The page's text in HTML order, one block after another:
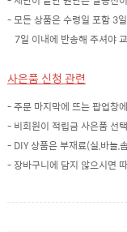
- 모든 상품은 수령일 포함 3
7일 이내에 반송해 주셔야
사은품 신청 관련
- 주문 마지막에 뜨는 팝업창
- 비회원이 적립금 사은품 선
- DIY 상품은 부재료(실,바늘,
- 장바구니에 담지 않으시면